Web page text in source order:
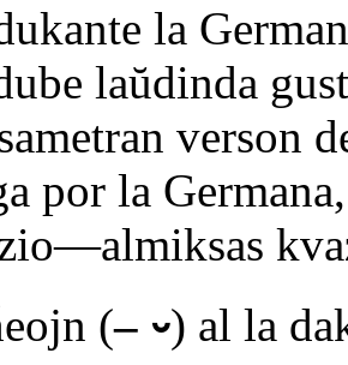
la
laŭdinda
verson
por la
(– ⏑) al la